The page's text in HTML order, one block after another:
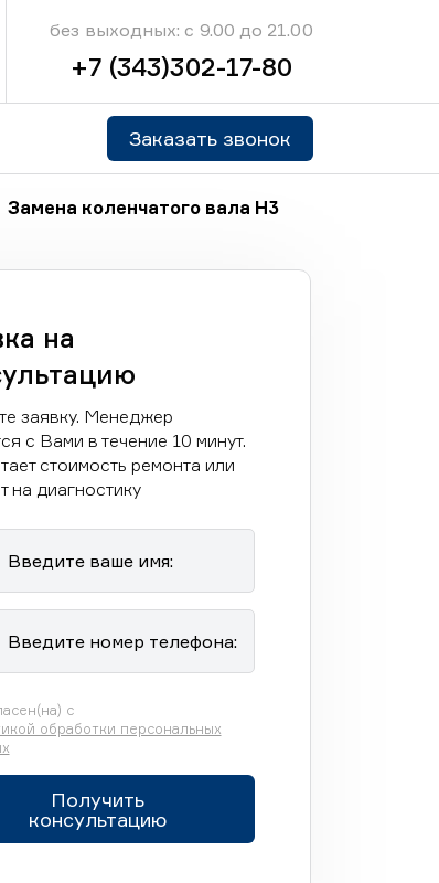
без выходных: с 9.00 до 21.00
+7 (343)302-17-80
Заказать звонок
Замена коленчатого вала H3
на
заявку. Менеджер
с Вами в течение 10 минут.
стоимость ремонта или
на диагностику
с
обработки персональных
Получить
консультацию